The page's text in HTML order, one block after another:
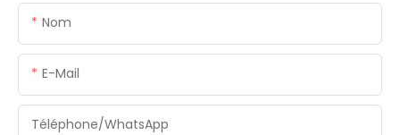
Nom
E-Mail
Téléphone/WhatsApp